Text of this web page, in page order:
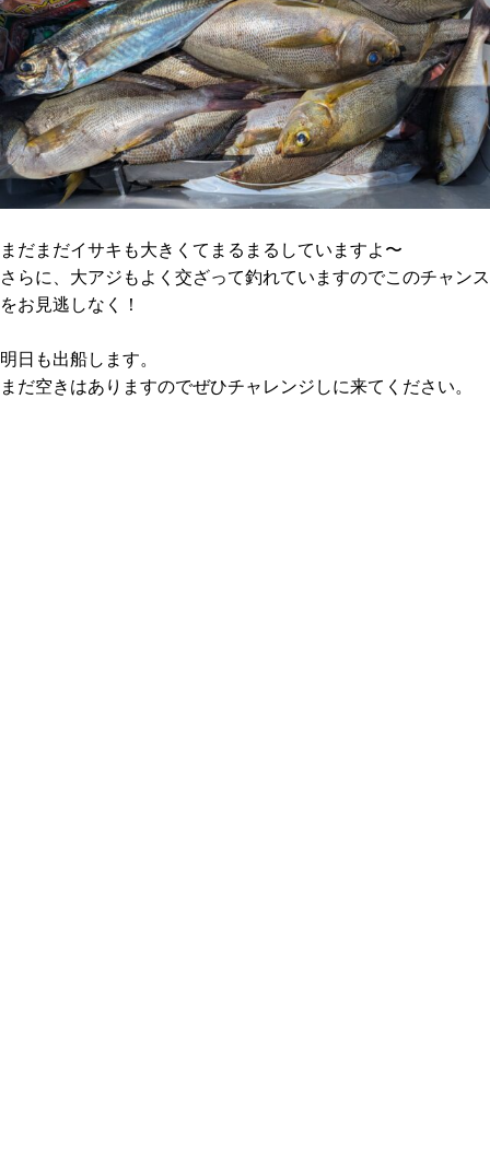
まだまだイサキも大きくてまるまるしていますよ〜
さらに、大アジもよく交ざって釣れていますのでこのチャンス
をお見逃しなく！
明日も出船します。
まだ空きはありますのでぜひチャレンジしに来てください。